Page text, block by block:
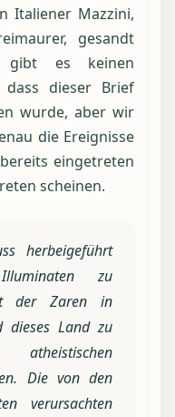
Italiener Mazzini,
gesandt
gibt es keinen
dass dieser Brief
wurde, aber wir
die Ereignisse
eingetreten
scheinen.
herbeigeführt
zu
der Zaren in
dieses Land zu
Die von den
verursachten